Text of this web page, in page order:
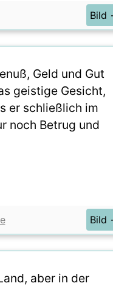
Bild
Geld und Gut
geistige Gesicht,
er schließlich im
noch Betrug und
Bild
aber in der